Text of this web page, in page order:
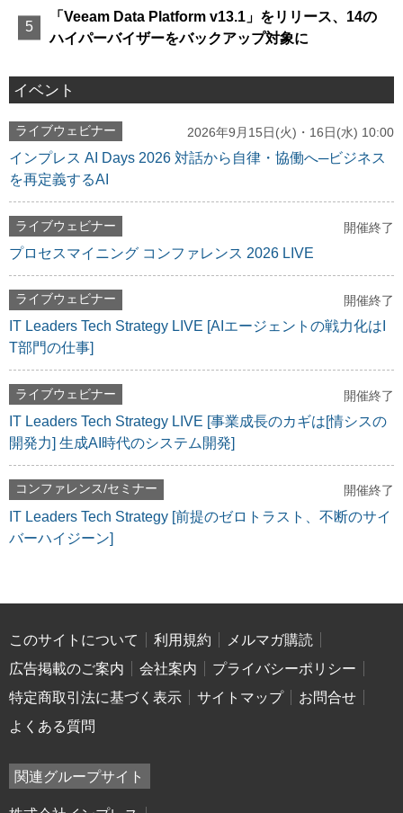
「Veeam Data Platform v13.1」をリリース、14の
ハイパーバイザーをバックアップ対象に
イベント
ライブウェビナー 2026年9月15日(火)・16日(水) 10:00
インプレス AI Days 2026 対話から自律・協働へ─ビジネス
を再定義するAI
ライブウェビナー 開催終了
プロセスマイニング コンファレンス 2026 LIVE
ライブウェビナー 開催終了
IT Leaders Tech Strategy LIVE [AIエージェントの戦力化はI
T部門の仕事]
ライブウェビナー 開催終了
IT Leaders Tech Strategy LIVE [事業成長のカギは[情シスの
開発力] 生成AI時代のシステム開発]
コンファレンス/セミナー 開催終了
IT Leaders Tech Strategy [前提のゼロトラスト、不断のサイ
バーハイジーン]
このサイトについて 利用規約
メルマガ購読
広告掲載のご案内
会社案内
プライバシーポリシー
特定商取引法に基づく表示
サイトマップ
お問合せ
よくある質問
関連グループサイト